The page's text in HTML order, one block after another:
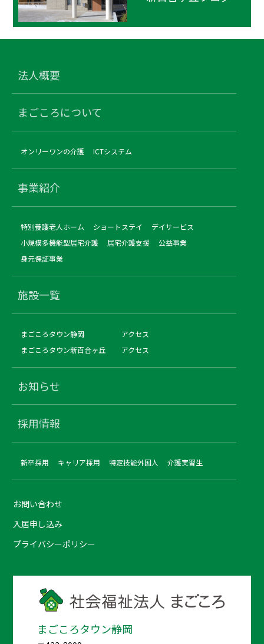
法人概要
まごころについて
オンリーワンの介護 ICTシステム
事業紹介
特別養護老人ホーム ショートステイ
デイサービス
小規模多機能型居宅介護
居宅介護支援
公益事業
身元保証事業
施設一覧
まごころタウン静岡
アクセス
まごころタウン新百合ヶ丘
アクセス
お知らせ
採用情報
新卒採用 キャリア採用 特定技能外国人 介護実習生
お問い合わせ
入居申し込み
プライバシーポリシー
まごころタウン静岡